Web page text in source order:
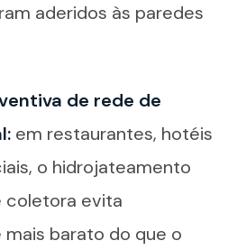
aderidos às paredes
de rede de
em restaurantes, hotéis
o hidrojateamento
coletora evita
barato do que o